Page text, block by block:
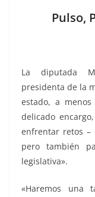
Pulso,
La diputada
presidenta de la
estado, a
delicado
enfrentar retos –
pero también
legislativa».
«Haremos una